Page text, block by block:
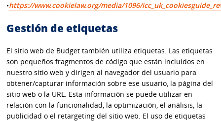
•https://www.cookielaw.org/media/1096/
Gestión de etiquetas
El sitio web de Budget también utiliza etiquetas. Las etiquetas
son pequeños fragmentos de código que están incluidos en
nuestro sitio web y dirigen al navegador del usuario para
obtener/capturar información sobre ese usuario, la página del
sitio web o la URL. Esta información se puede utilizar en
relación con la funcionalidad, la optimización, el análisis, la
publicidad o el retargeting del sitio web. El uso de etiquetas